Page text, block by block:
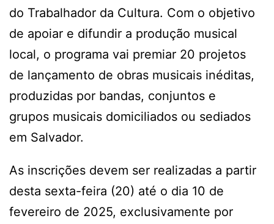
do Trabalhador da Cultura. Com o objetivo
de apoiar e difundir a produção musical
local, o programa vai premiar 20 projetos
de lançamento de obras musicais inéditas,
produzidas por bandas, conjuntos e
grupos musicais domiciliados ou sediados
em Salvador.
As inscrições devem ser realizadas a partir
desta sexta-feira (20) até o dia 10 de
fevereiro de 2025, exclusivamente por